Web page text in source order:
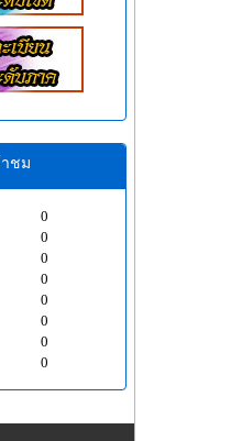
ชม
0
0
0
0
0
0
0
0